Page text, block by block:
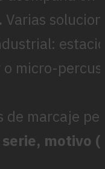
Varias
micro-
de marcaje
motivo